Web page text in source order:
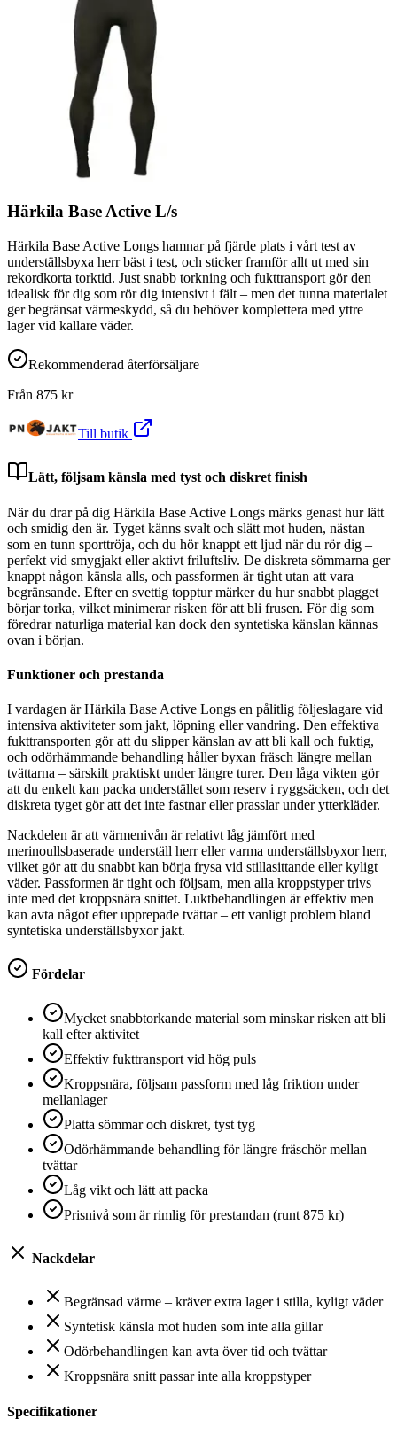
Härkila Base Active L/s
Härkila Base Active Longs hamnar på fjärde plats i vårt test av
underställsbyxa herr bäst i test, och sticker framför allt ut med sin
rekordkorta torktid. Just snabb torkning och fukttransport gör den
idealisk för dig som rör dig intensivt i fält – men det tunna materialet
ger begränsat värmeskydd, så du behöver komplettera med yttre
lager vid kallare väder.
Rekommenderad återförsäljare
Från 875 kr
Till butik
Lätt, följsam känsla med tyst och diskret finish
När du drar på dig Härkila Base Active Longs märks genast hur lätt
och smidig den är. Tyget känns svalt och slätt mot huden, nästan
som en tunn sporttröja, och du hör knappt ett ljud när du rör dig –
perfekt vid smygjakt eller aktivt friluftsliv. De diskreta sömmarna ger
knappt någon känsla alls, och passformen är tight utan att vara
begränsande. Efter en svettig topptur märker du hur snabbt plagget
börjar torka, vilket minimerar risken för att bli frusen. För dig som
föredrar naturliga material kan dock den syntetiska känslan kännas
ovan i början.
Funktioner och prestanda
I vardagen är Härkila Base Active Longs en pålitlig följeslagare vid
intensiva aktiviteter som jakt, löpning eller vandring. Den effektiva
fukttransporten gör att du slipper känslan av att bli kall och fuktig,
och odörhämmande behandling håller byxan fräsch längre mellan
tvättarna – särskilt praktiskt under längre turer. Den låga vikten gör
att du enkelt kan packa understället som reserv i ryggsäcken, och det
diskreta tyget gör att det inte fastnar eller prasslar under ytterkläder.
Nackdelen är att värmenivån är relativt låg jämfört med
merinoullsbaserade underställ herr eller varma underställsbyxor herr,
vilket gör att du snabbt kan börja frysa vid stillasittande eller kyligt
väder. Passformen är tight och följsam, men alla kroppstyper trivs
inte med det kroppsnära snittet. Luktbehandlingen är effektiv men
kan avta något efter upprepade tvättar – ett vanligt problem bland
syntetiska underställsbyxor jakt.
Fördelar
Mycket snabbtorkande material som minskar risken att bli
kall efter aktivitet
Effektiv fukttransport vid hög puls
Kroppsnära, följsam passform med låg friktion under
mellanlager
Platta sömmar och diskret, tyst tyg
Odörhämmande behandling för längre fräschör mellan
tvättar
Låg vikt och lätt att packa
Prisnivå som är rimlig för prestandan (runt 875 kr)
Nackdelar
Begränsad värme – kräver extra lager i stilla, kyligt väder
Syntetisk känsla mot huden som inte alla gillar
Odörbehandlingen kan avta över tid och tvättar
Kroppsnära snitt passar inte alla kroppstyper
Specifikationer